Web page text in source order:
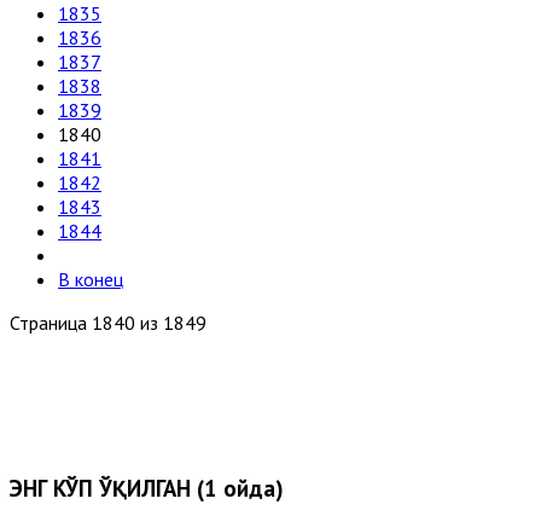
1835
1836
1837
1838
1839
1840
1841
1842
1843
1844
В конец
Страница 1840 из 1849
ЭНГ КЎП ЎҚИЛГАН (1 ойда)